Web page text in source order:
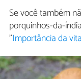
Se você também
porquinhos-da-
"Importância da